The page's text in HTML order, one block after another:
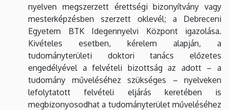
nyelven megszerzett érettségi bizonyítvány vagy
mesterképzésben szerzett oklevél; a Debreceni
Egyetem BTK Idegennyelvi Központ igazolása.
Kivételes esetben, kérelem alapján, a
tudományterületi doktori tanács előzetes
engedélyével a felvételi bizottság az adott – a
tudomány műveléséhez szükséges – nyelveken
lefolytatott felvételi eljárás keretében is
megbizonyosodhat a tudományterület műveléséhez